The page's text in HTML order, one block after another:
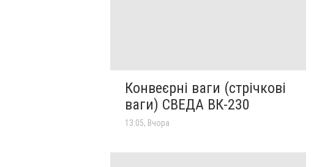
Конвеєрні ваги (стрічкові
ваги) СВЕДА ВК-230
13:05, Вчора